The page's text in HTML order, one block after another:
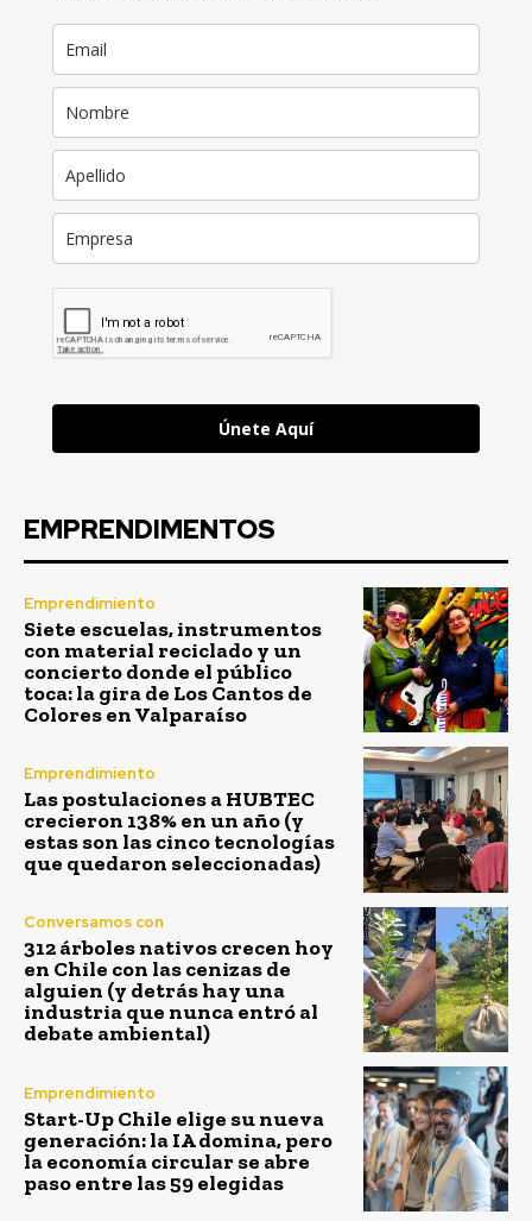
Únete Aquí
EMPRENDIMENTOS
Emprendimiento
Siete escuelas, instrumentos
con material reciclado y un
concierto donde el público
toca: la gira de Los Cantos de
Colores en Valparaíso
Emprendimiento
Las postulaciones a HUBTEC
crecieron 138% en un año (y
estas son las cinco tecnologías
que quedaron seleccionadas)
Conversamos con
312 árboles nativos crecen hoy
en Chile con las cenizas de
alguien (y detrás hay una
industria que nunca entró al
debate ambiental)
Emprendimiento
Start-Up Chile elige su nueva
generación: la IA domina, pero
la economía circular se abre
paso entre las 59 elegidas